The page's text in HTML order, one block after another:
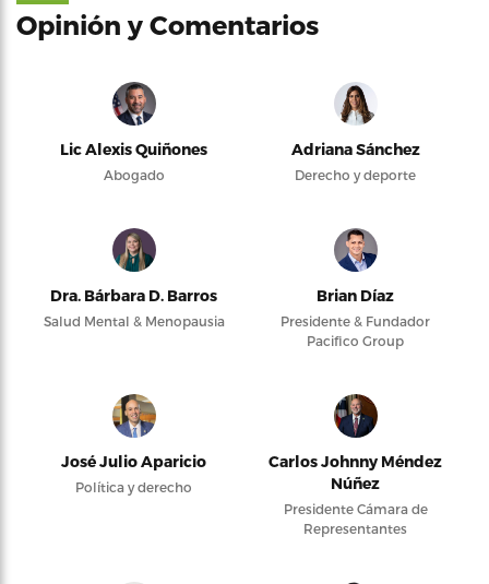
Opinión y Comentarios
Lic Alexis Quiñones
Abogado
Adriana Sánchez
Derecho y deporte
Dra. Bárbara D. Barros
Salud Mental & Menopausia
Brian Díaz
Presidente & Fundador
Pacifico Group
José Julio Aparicio
Política y derecho
Carlos Johnny Méndez
Núñez
Presidente Cámara de
Representantes